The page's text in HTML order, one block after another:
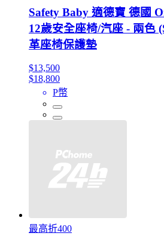
Safety Baby 適德寶 德國
12歲安全座椅/汽座 - 兩色
革座椅保護墊
$13,500
$18,800
P幣
最高折400